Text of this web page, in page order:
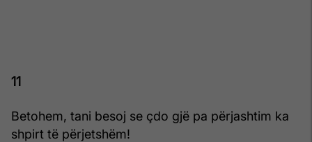
11
Betohem, tani besoj se çdo gjë pa përjashtim ka
shpirt të përjetshëm!